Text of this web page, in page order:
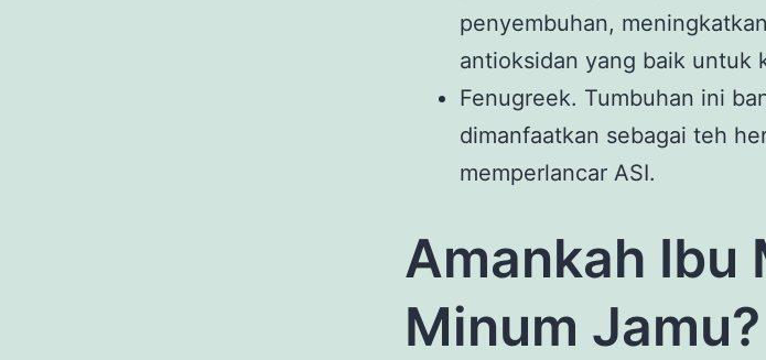
penyembuhan,
antioksidan yang baik untuk
Fenugreek. Tumbuhan ini
dimanfaatkan sebagai teh
memperlancar ASI.
Amankah Ibu
Minum Jamu?